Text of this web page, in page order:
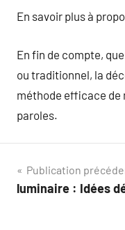
En savoir plus à
En fin de compte,
ou traditionnel, la
méthode efficace de
paroles.
Navigation
de
Publication
luminaire : Idées